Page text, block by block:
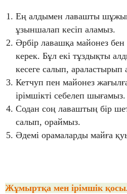
Ең алдымен лавашты
ұзыншалап кесіп аламыз.
Әрбір лавашқа майонез
керек. Бұл екі тұздықты
кесеге салып, араластырып
Кетчуп пен майонез
ірімшікті себелеп шығамыз.
Содан соң лаваштың бір
салып, ораймыз.
Әдемі орамаларды майға
Жұмыртқа мен ірімшік